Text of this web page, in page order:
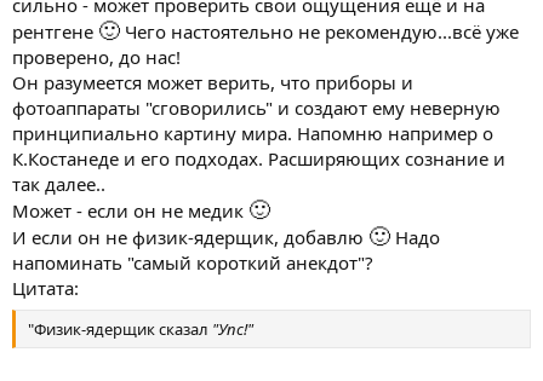
человек – это не средство достижения личной выгоды.
Свободная воля человека, согласно категорическому
императиву связана с сознанием человека и подчиняется
только ему. Он является принципом, который должны
использовать в повседневной жизни все люди, несмотря на
возраст и социальное положение. По Канту, категорический
императив должен принять вид и силу закона. Нравственный
человек должен следовать ему, невзирая на внешние
обстоятельства, а руководствуясь лишь чувством долга.
рентгене 🙂 Чего настоятельно не рекомендую...всё уже
проверено, до нас!
Он разумеется может верить, что приборы и
фотоаппараты "сговорились" и создают ему неверную
принципиально картину мира. Напомню например о
К.Костанеде и его подходах. Расширяющих сознание и
так далее..
Может - если он не медик 🙂
И если он не физик-ядерщик, добавлю 🙂 Надо
напоминать "самый короткий анекдот"?
Цитата:
"Физик-ядерщик сказал "Упс!"